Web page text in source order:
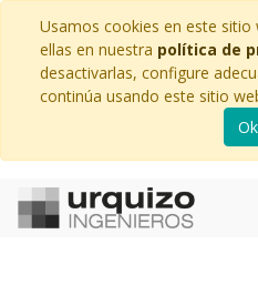
Usamos cookies en este sitio
ellas en nuestra política de
desactivarlas, configure
continúa usando este sitio
Ok